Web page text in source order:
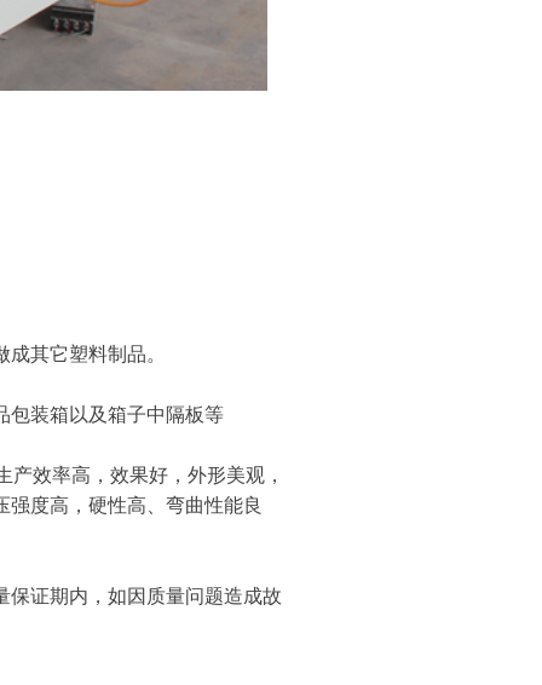
其它塑料制品。
包装箱以及箱子中隔板等
效率高，效果好，外形美观，
度高，硬性高、弯曲性能良
保证期内，如因质量问题造成故